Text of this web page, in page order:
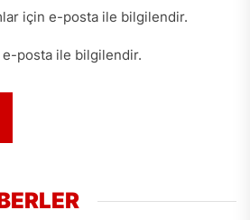
için e-posta ile bilgilendir.
e-posta ile bilgilendir.